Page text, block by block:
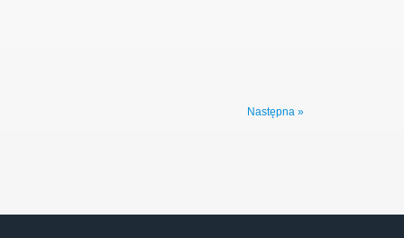
dla osób lubiących stare domy z
Następna »